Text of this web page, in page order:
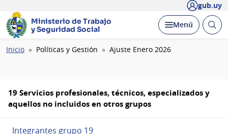
gub.uy
Ministerio de Trabajo
y Seguridad Social
Desplegar
Menú Abrir
Ruta
Inicio Políticas y Gestión Ajuste Enero 2026
19 Servicios profesionales, técnicos, especializados y
aquellos no incluidos en otros grupos
Integrantes grupo 19